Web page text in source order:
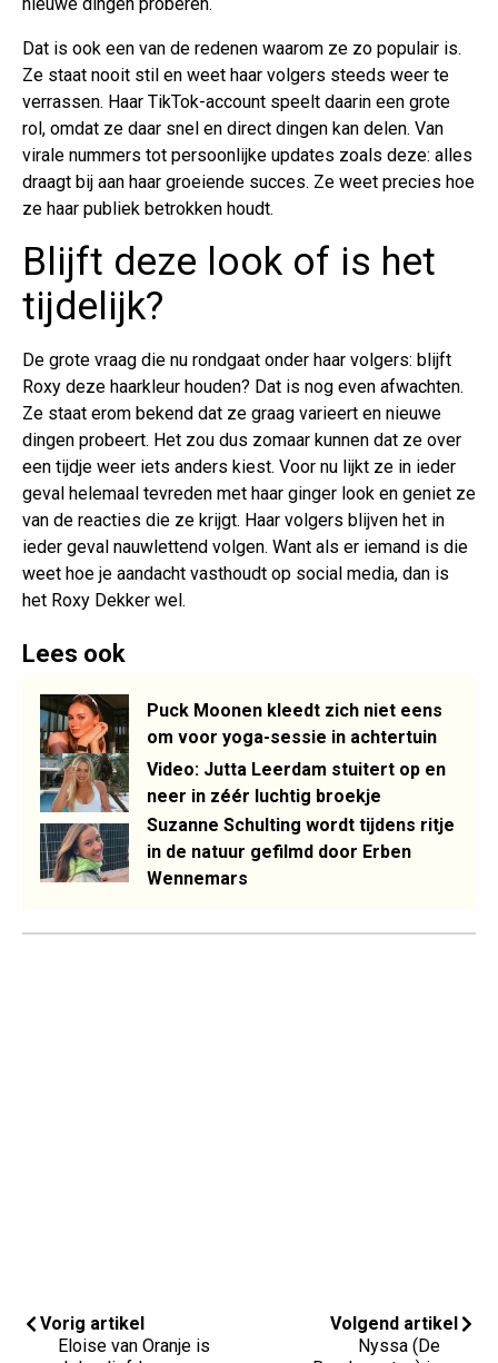
Dat is ook een van de redenen waarom ze zo populair is.
Ze staat nooit stil en weet haar volgers steeds weer te
verrassen. Haar TikTok-account speelt daarin een grote
rol, omdat ze daar snel en direct dingen kan delen. Van
virale nummers tot persoonlijke updates zoals deze: alles
draagt bij aan haar groeiende succes. Ze weet precies hoe
ze haar publiek betrokken houdt.
Blijft deze look of is het
tijdelijk?
De grote vraag die nu rondgaat onder haar volgers: blijft
Roxy deze haarkleur houden? Dat is nog even afwachten.
Ze staat erom bekend dat ze graag varieert en nieuwe
dingen probeert. Het zou dus zomaar kunnen dat ze over
een tijdje weer iets anders kiest. Voor nu lijkt ze in ieder
geval helemaal tevreden met haar ginger look en geniet ze
van de reacties die ze krijgt. Haar volgers blijven het in
ieder geval nauwlettend volgen. Want als er iemand is die
weet hoe je aandacht vasthoudt op social media, dan is
het Roxy Dekker wel.
Lees ook
Puck Moonen kleedt zich niet eens
om voor yoga-sessie in achtertuin
Video: Jutta Leerdam stuitert op en
neer in zéér luchtig broekje
Suzanne Schulting wordt tijdens ritje
in de natuur gefilmd door Erben
Wennemars
Vorig artikel
Eloise van Oranje is
Volgend artikel
Nyssa (De